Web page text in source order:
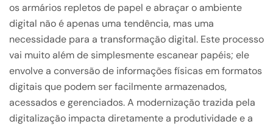
os armários repletos de papel e abraçar o ambiente
digital não é apenas uma tendência, mas uma
necessidade para a transformação digital. Este processo
vai muito além de simplesmente escanear papéis; ele
envolve a conversão de informações físicas em formatos
digitais que podem ser facilmente armazenados,
acessados e gerenciados. A modernização trazida pela
digitalização impacta diretamente a produtividade e a